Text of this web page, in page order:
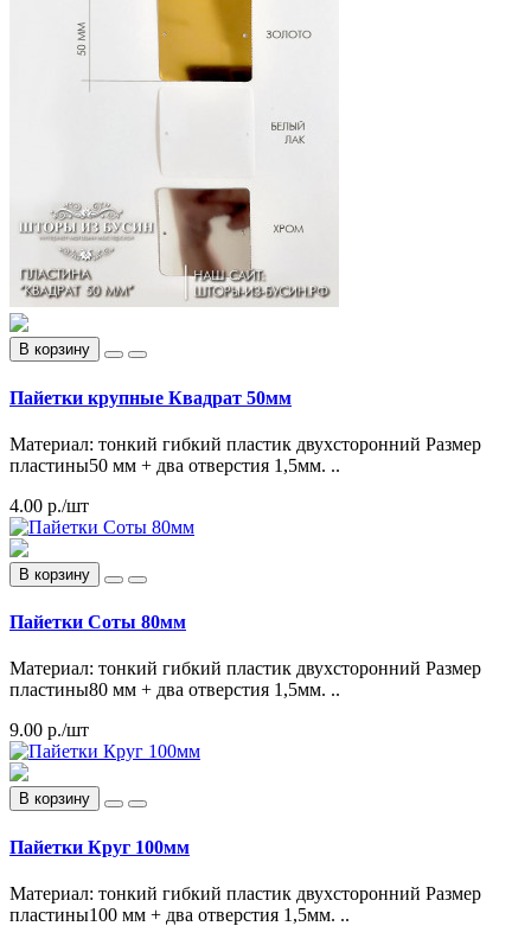
В корзину
Пайетки крупные Квадрат 50мм
Материал: тонкий гибкий пластик двухсторонний Размер
пластины50 мм + два отверстия 1,5мм. ..
4.00 р./шт
В корзину
Пайетки Соты 80мм
Материал: тонкий гибкий пластик двухсторонний Размер
пластины80 мм + два отверстия 1,5мм. ..
9.00 р./шт
В корзину
Пайетки Круг 100мм
Материал: тонкий гибкий пластик двухсторонний Размер
пластины100 мм + два отверстия 1,5мм. ..